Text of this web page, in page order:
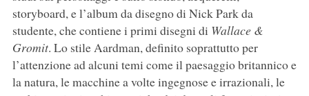
storyboard, e l’album da disegno di Nick Park da
studente, che contiene i primi disegni di Wallace &
Gromit. Lo stile Aardman, definito soprattutto per
l’attenzione ad alcuni temi come il paesaggio britannico e
la natura, le macchine a volte ingegnose e irrazionali, le